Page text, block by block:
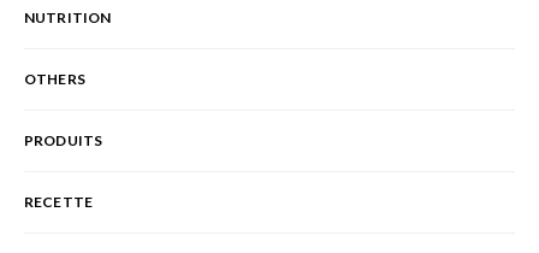
NUTRITION
OTHERS
PRODUITS
RECETTE